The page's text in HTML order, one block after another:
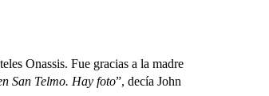
Onassis. Fue gracias a la madre
San Telmo. Hay foto”, decía John